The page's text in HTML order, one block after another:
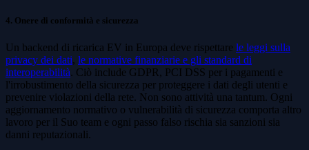
4. Onere di conformità e sicurezza
Un backend di ricarica EV in Europa deve rispettare le leggi sulla
privacy dei dati, le normative finanziarie e gli standard di
interoperabilità. Ciò include GDPR, PCI DSS per i pagamenti e
l'irrobustimento della sicurezza per proteggere i dati degli utenti e
prevenire violazioni della rete. Non sono attività una tantum. Ogni
aggiornamento normativo o vulnerabilità di sicurezza comporta altro
lavoro per il Suo team e ogni passo falso rischia sia sanzioni sia
danni reputazionali.